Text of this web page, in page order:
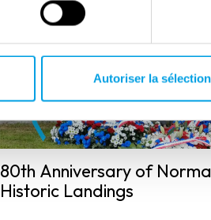
Autoriser la sélection
80th Anniversary of
Historic Landings